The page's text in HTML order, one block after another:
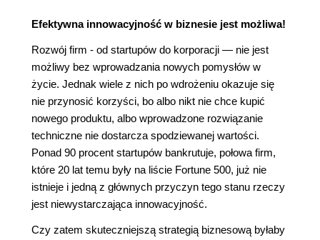
Efektywna innowacyjność w biznesie jest możliwa!
Rozwój firm - od startupów do korporacji ― nie jest
możliwy bez wprowadzania nowych pomysłów w
życie. Jednak wiele z nich po wdrożeniu okazuje się
nie przynosić korzyści, bo albo nikt nie chce kupić
nowego produktu, albo wprowadzone rozwiązanie
techniczne nie dostarcza spodziewanej wartości.
Ponad 90 procent startupów bankrutuje, połowa firm,
które 20 lat temu były na liście Fortune 500, już nie
istnieje i jedną z głównych przyczyn tego stanu rzeczy
jest niewystarczająca innowacyjność.
Czy zatem skuteczniejszą strategią biznesową byłaby